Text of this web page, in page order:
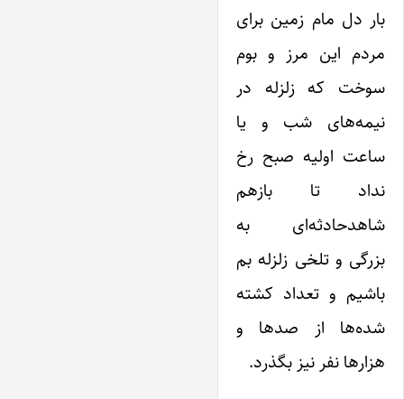
بار دل مام زمین برای
مردم این مرز و بوم
سوخت که زلزله در
نیمه‌های شب و یا
ساعت اولیه صبح رخ
نداد تا بازهم
شاهدحادثه‌ای به
بزرگی و تلخی زلزله بم
باشیم و تعداد کشته
شده‌ها از صد‌ها و
هزار‌ها نفر نیز بگذرد.